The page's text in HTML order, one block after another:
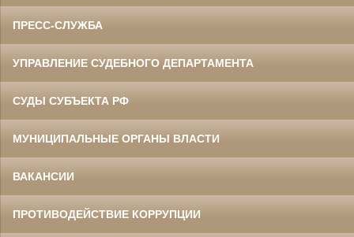
ПРЕСС-СЛУЖБА
УПРАВЛЕНИЕ СУДЕБНОГО ДЕПАРТАМЕНТА
СУДЫ СУБЪЕКТА РФ
МУНИЦИПАЛЬНЫЕ ОРГАНЫ ВЛАСТИ
ВАКАНСИИ
ПРОТИВОДЕЙСТВИЕ КОРРУПЦИИ